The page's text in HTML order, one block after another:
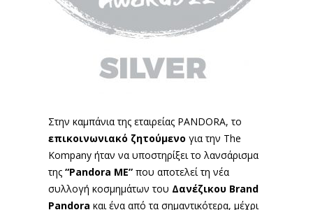
Στην καμπάνια της εταιρείας PANDORA, το
επικοινωνιακό ζητούμενο για την The
Kompany ήταν να υποστηρίξει το λανσάρισμα
της “Pandora ME” που αποτελεί τη νέα
συλλογή κοσμημάτων του Δανέζικου Βrand
Pandora και ένα από τα σημαντικότερα, μέχρι